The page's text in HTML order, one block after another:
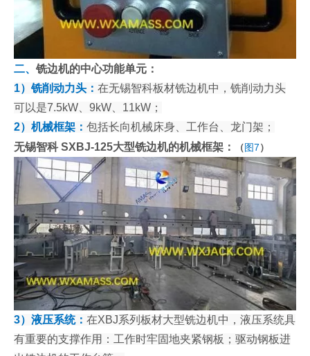
二、 铣边机的中心功能单元：
1）铣削动力头： 在无锡智科板材铣边机中，铣削动力头
可以是7.5kW、9kW、11kW；
2）机械框架： 包括长向机械床身、工作台、龙门架；
无锡智科 SXBJ-125大型铣边机的机械框架：
（图7）
3）液压系统： 在XBJ系列板材大型铣边机中，液压系统具
有重要的支撑作用：工作时牢固地夹紧钢板；驱动钢板进